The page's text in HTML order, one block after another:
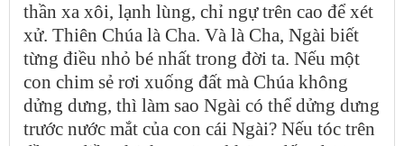
thần xa xôi, lạnh lùng, chỉ ngự trên cao để xét
xử. Thiên Chúa là Cha. Và là Cha, Ngài biết
từng điều nhỏ bé nhất trong đời ta. Nếu một
con chim sẻ rơi xuống đất mà Chúa không
dửng dưng, thì làm sao Ngài có thể dửng dưng
trước nước mắt của con cái Ngài? Nếu tóc trên